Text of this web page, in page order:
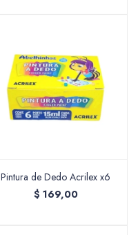
Pintura de Dedo Acrilex x6
$ 169,00